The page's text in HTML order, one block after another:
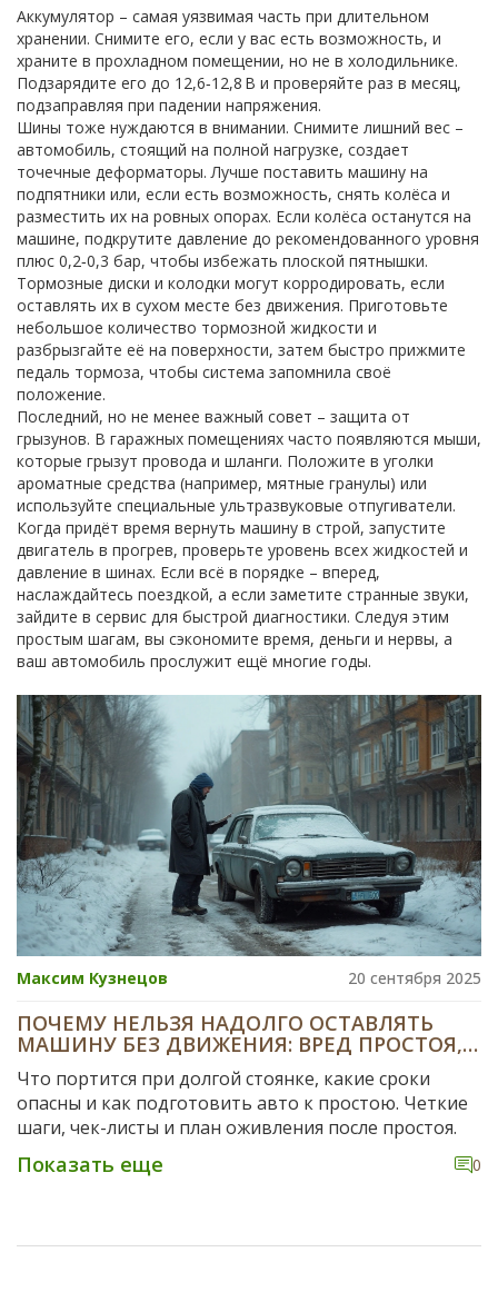
Аккумулятор – самая уязвимая часть при длительном
хранении. Снимите его, если у вас есть возможность, и
храните в прохладном помещении, но не в холодильнике.
Подзарядите его до 12,6‑12,8 В и проверяйте раз в месяц,
подзаправляя при падении напряжения.
Шины тоже нуждаются в внимании. Снимите лишний вес –
автомобиль, стоящий на полной нагрузке, создает
точечные деформаторы. Лучше поставить машину на
подпятники или, если есть возможность, снять колёса и
разместить их на ровных опорах. Если колёса останутся на
машине, подкрутите давление до рекомендованного уровня
плюс 0,2‑0,3 бар, чтобы избежать плоской пятнышки.
Тормозные диски и колодки могут корродировать, если
оставлять их в сухом месте без движения. Приготовьте
небольшое количество тормозной жидкости и
разбрызгайте её на поверхности, затем быстро прижмите
педаль тормоза, чтобы система запомнила своё
положение.
Последний, но не менее важный совет – защита от
грызунов. В гаражных помещениях часто появляются мыши,
которые грызут провода и шланги. Положите в уголки
ароматные средства (например, мятные гранулы) или
используйте специальные ультразвуковые отпугиватели.
Когда придёт время вернуть машину в строй, запустите
двигатель в прогрев, проверьте уровень всех жидкостей и
давление в шинах. Если всё в порядке – вперед,
наслаждайтесь поездкой, а если заметите странные звуки,
зайдите в сервис для быстрой диагностики. Следуя этим
простым шагам, вы сэкономите время, деньги и нервы, а
ваш автомобиль прослужит ещё многие годы.
Максим Кузнецов 20 сентября 2025
ПОЧЕМУ НЕЛЬЗЯ НАДОЛГО ОСТАВЛЯТЬ
МАШИНУ БЕЗ ДВИЖЕНИЯ: ВРЕД ПРОСТОЯ,
СРОКИ И ЧТО ДЕЛАТЬ
Что портится при долгой стоянке, какие сроки
опасны и как подготовить авто к простою. Четкие
шаги, чек-листы и план оживления после простоя.
Показать еще 0